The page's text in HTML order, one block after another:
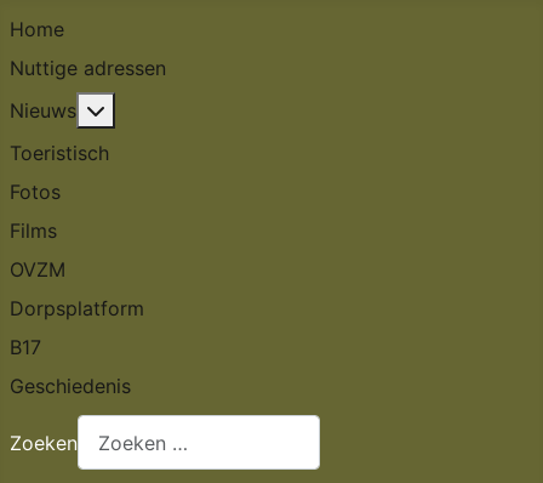
Home
Nuttige adressen
Nieuws
Toeristisch
Fotos
Films
OVZM
Dorpsplatform
B17
Geschiedenis
Zoeken